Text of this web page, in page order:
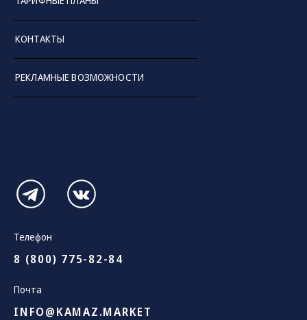
КОНТАКТЫ
РЕКЛАМНЫЕ ВОЗМОЖНОСТИ
Телефон
8 (800) 775-82-84
Почта
INFO@KAMAZ.MARKET